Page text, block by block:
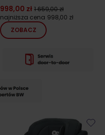
998,00 zł 1 659,00 zł
najniższa cena 998,00 zł
ZOBACZ